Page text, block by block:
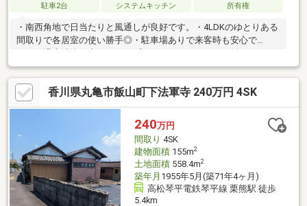
駐車2台
システムキッチン 所有権
・南西角地で日当たりと風通しが良好です。・4LDKのゆとりある
間取りで各居室の使い勝手◎・駐車場ありで来客時も安心で
ホンなど設備も充実。・ダイレックス飯山店まで約752m、ラ ム
ー飯山店まで約996mで日々の買い物が便利。・飯山北小まで約
822m、飯山中まで約952mと通学距離も程よい立地。・瑕疵保険
検査基準適合で安心してご入居いただけます。・即入居可で新生
香川県丸亀市飯山町下法軍寺 240万円 4SK
240万円
間取り 4SK
建物面積155m2
土地面積558.4m2
築年月 1955年5月(築71年4ヶ月)
高松琴平電鉄琴平線 栗熊駅 徒歩
5.4km